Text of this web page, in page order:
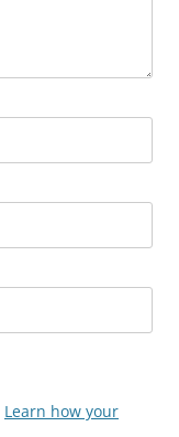
Learn how your